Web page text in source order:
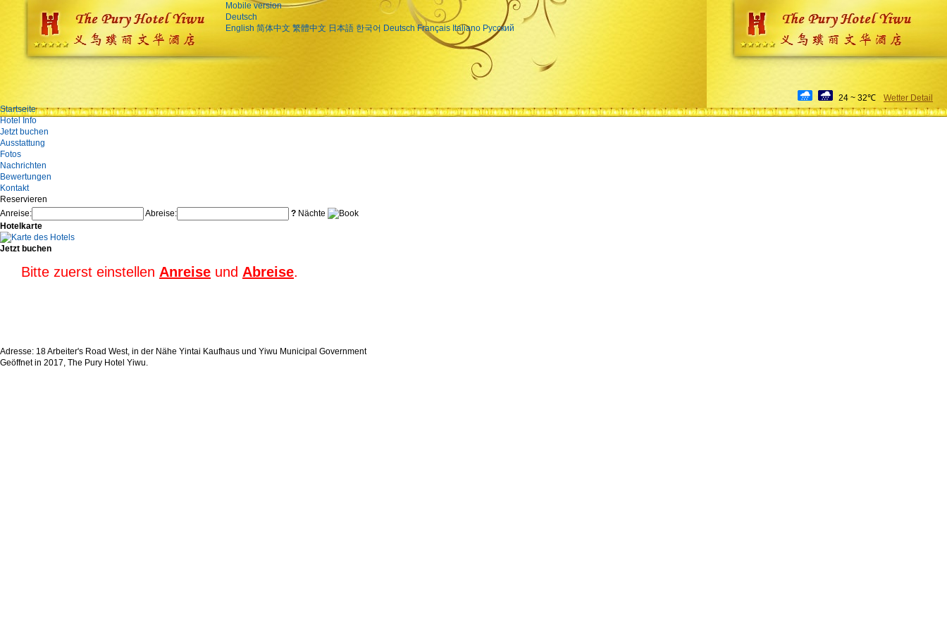
Mobile version
Deutsch
English 简体中文 繁體中文 日本語 한국어 Deutsch Français Italiano Русский
24 ~ 32℃
Wetter Detail
Startseite
Hotel Info
Jetzt buchen
Ausstattung
Fotos
Nachrichten
Bewertungen
Kontakt
Reservieren
Anreise:
Abreise: ? Nächte
Hotelkarte
Jetzt buchen
Bitte zuerst einstellen Anreise und Abreise.
Adresse: 18 Arbeiter's Road West, in der Nähe Yintai Kaufhaus und Yiwu Municipal Government
Geöffnet in 2017, The Pury Hotel Yiwu.